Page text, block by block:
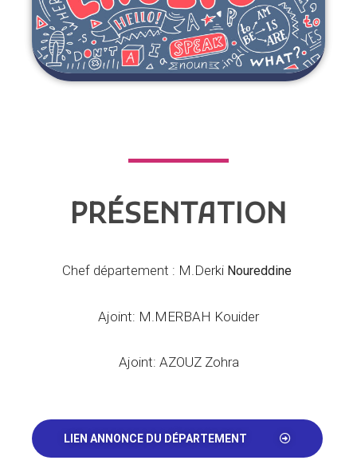
PRÉSENTATION
Chef département : M.Derki Noureddine
Ajoint: M.MERBAH Kouider
Ajoint: AZOUZ Zohra
LIEN ANNONCE DU DÉPARTEMENT